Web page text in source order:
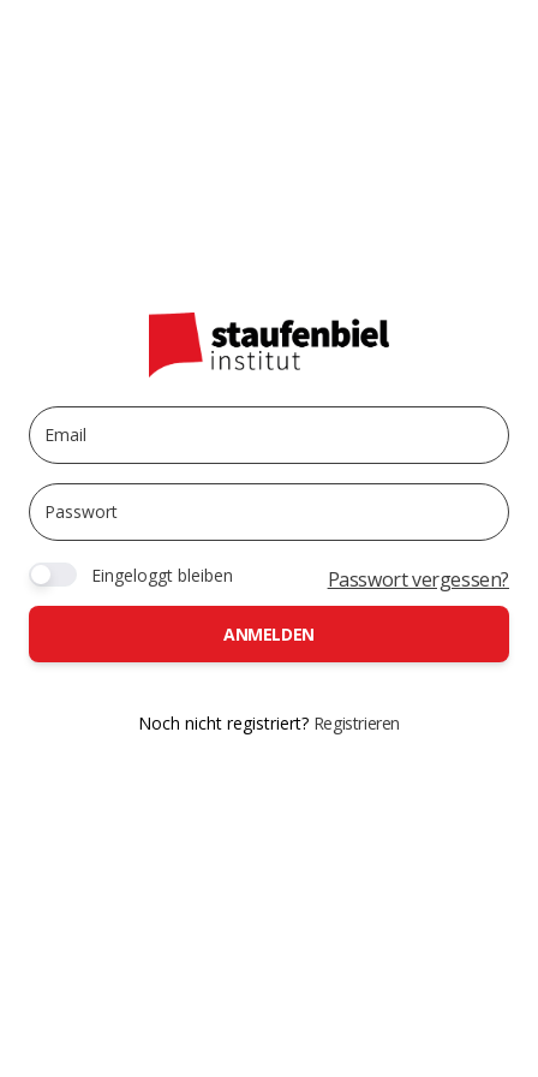
Eingeloggt bleiben Passwort vergessen?
ANMELDEN
Noch nicht registriert? Registrieren